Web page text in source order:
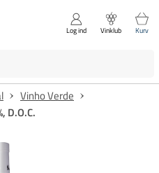
Luk
Log ind Vinklub Kurv
Vinho Verde
D.O.C.